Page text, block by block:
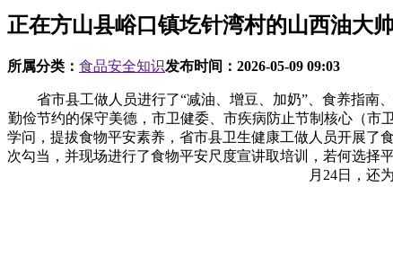
正在方山县峪口镇圪针湾村的山西油大
所属分类： 食品安全知识发布时间： 2026-05-09 09:03
省市县工做人员进行了“减油、增豆、加奶”、食养指南、
勤俭节约的保守美德，市卫健委、市疾病防止节制核心（市
学问，提拔食物平安素养，省市县卫生健康工做人员开展了
次勾当，并现场进行了食物平安尺度宣讲取培训，若何选择
月24日，还